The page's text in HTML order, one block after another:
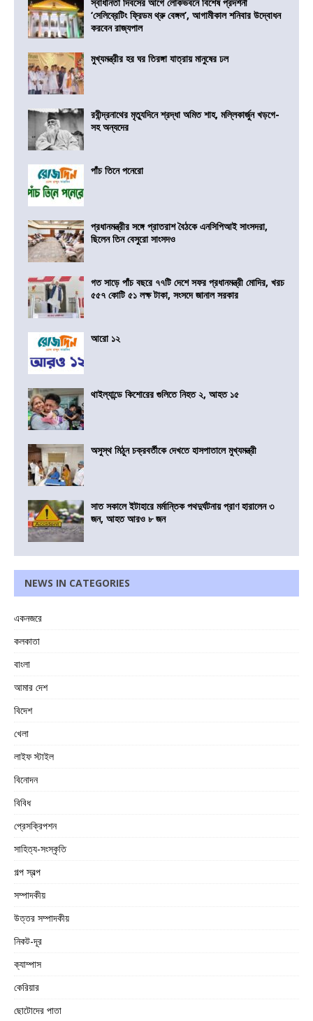
‘সেলিব্রেটিং ফ্রিডম থ্রু বেঙ্গল’, আগামীকাল শনিবার উদ্বোধন
করবেন রাজ্যপাল
মুখ্যমন্ত্রীর হর ঘর তিরঙ্গা যাত্রায় মানুষের ঢল
রবীন্দ্রনাথের মৃত্যুদিনে শ্রদ্ধা অমিত শাহ, মল্লিকার্জুন খড়গে-
সহ অন্যদের
পাঁচ তিনে পনেরো
প্রধানমন্ত্রীর সঙ্গে প্রাতরাশ বৈঠকে এনসিপিআই সাংসদরা,
ছিলেন তিন বেসুরো সাংসদও
গত সাড়ে পাঁচ বছরে ৭৭টি দেশে সফর প্রধানমন্ত্রী মোদির, খরচ
৫৫৭ কোটি ৫১ লক্ষ টাকা, সংসদে জানাল সরকার
আরো ১২
থাইল্যান্ডে কিশোরের গুলিতে নিহত ২, আহত ১৫
অসুস্থ মিঠুন চক্রবর্তীকে দেখতে হাসপাতালে মুখ্যমন্ত্রী
সাত সকালে ইটাহারে মর্মান্তিক পথদুর্ঘটনায় প্রাণ হারালেন ৩
জন, আহত আরও ৮ জন
NEWS IN CATEGORIES
একনজরে
কলকাতা
বাংলা
আমার দেশ
বিদেশ
খেলা
লাইফ স্টাইল
বিনোদন
বিবিধ
প্রেসক্রিপশন
সাহিত্য-সংস্কৃতি
গল্প স্বল্প
সম্পাদকীয়
উত্তর সম্পাদকীয়
নিকট-দূর
ক্যাম্পাস
কেরিয়ার
ছোটোদের পাতা